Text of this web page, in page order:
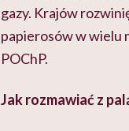
gazy. Krajów
papierosów w wielu
POChP.
Jak rozmawiać z